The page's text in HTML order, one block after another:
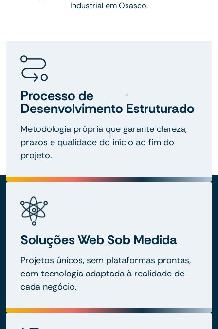
Industrial em Osasco.
Processo de
Desenvolvimento Estruturado
Metodologia própria que garante clareza,
prazos e qualidade do início ao fim do
projeto.
Soluções Web Sob Medida
Projetos únicos, sem plataformas prontas,
com tecnologia adaptada à realidade de
cada negócio.